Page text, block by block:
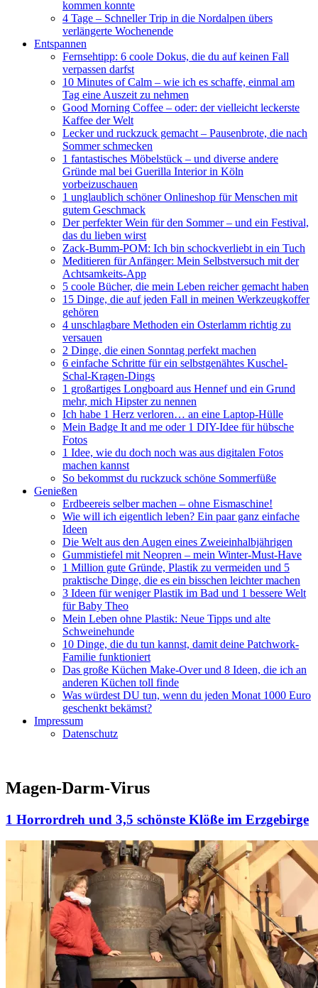
kommen konnte
4 Tage – Schneller Trip in die Nordalpen übers
verlängerte Wochenende
Entspannen
Fernsehtipp: 6 coole Dokus, die du auf keinen Fall
verpassen darfst
10 Minutes of Calm – wie ich es schaffe, einmal am
Tag eine Auszeit zu nehmen
Good Morning Coffee – oder: der vielleicht leckerste
Kaffee der Welt
Lecker und ruckzuck gemacht – Pausenbrote, die nach
Sommer schmecken
1 fantastisches Möbelstück – und diverse andere
Gründe mal bei Guerilla Interior in Köln
vorbeizuschauen
1 unglaublich schöner Onlineshop für Menschen mit
gutem Geschmack
Der perfekter Wein für den Sommer – und ein Festival,
das du lieben wirst
Zack-Bumm-POM: Ich bin schockverliebt in ein Tuch
Meditieren für Anfänger: Mein Selbstversuch mit der
Achtsamkeits-App
5 coole Bücher, die mein Leben reicher gemacht haben
15 Dinge, die auf jeden Fall in meinen Werkzeugkoffer
gehören
4 unschlagbare Methoden ein Osterlamm richtig zu
versauen
2 Dinge, die einen Sonntag perfekt machen
6 einfache Schritte für ein selbstgenähtes Kuschel-
Schal-Kragen-Dings
1 großartiges Longboard aus Hennef und ein Grund
mehr, mich Hipster zu nennen
Ich habe 1 Herz verloren… an eine Laptop-Hülle
Mein Badge It and me oder 1 DIY-Idee für hübsche
Fotos
1 Idee, wie du doch noch was aus digitalen Fotos
machen kannst
So bekommst du ruckzuck schöne Sommerfüße
Genießen
Erdbeereis selber machen – ohne Eismaschine!
Wie will ich eigentlich leben? Ein paar ganz einfache
Ideen
Die Welt aus den Augen eines Zweieinhalbjährigen
Gummistiefel mit Neopren – mein Winter-Must-Have
1 Million gute Gründe, Plastik zu vermeiden und 5
praktische Dinge, die es ein bisschen leichter machen
3 Ideen für weniger Plastik im Bad und 1 bessere Welt
für Baby Theo
Mein Leben ohne Plastik: Neue Tipps und alte
Schweinehunde
10 Dinge, die du tun kannst, damit deine Patchwork-
Familie funktioniert
Das große Küchen Make-Over und 8 Ideen, die ich an
anderen Küchen toll finde
Was würdest DU tun, wenn du jeden Monat 1000 Euro
geschenkt bekämst?
Impressum
Datenschutz
Magen-Darm-Virus
1 Horrordreh und 3,5 schönste Klöße im Erzgebirge